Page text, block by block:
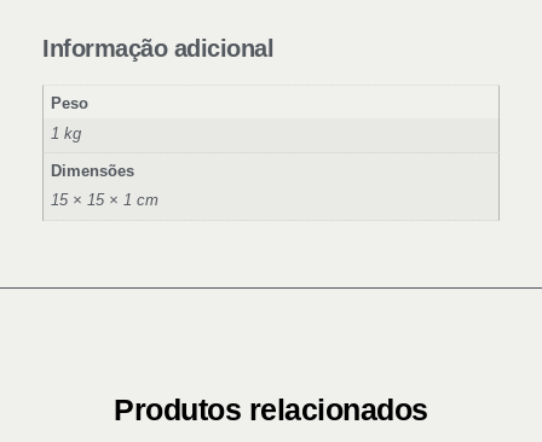
Informação adicional
Peso
1 kg
Dimensões
15 × 15 × 1 cm
Produtos relacionados